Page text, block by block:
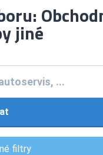
jiné
filtry